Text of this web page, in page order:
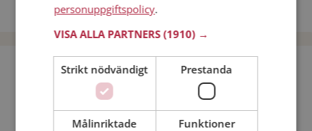
Dejta män i Sverige
Bli medlem utan kostnad!
Jag är en: Man Kvinna
personuppgiftspolicy.
VISA ALLA PARTNERS(1910) →
Strikt nödvändigt Prestanda
Målinriktade Funktioner